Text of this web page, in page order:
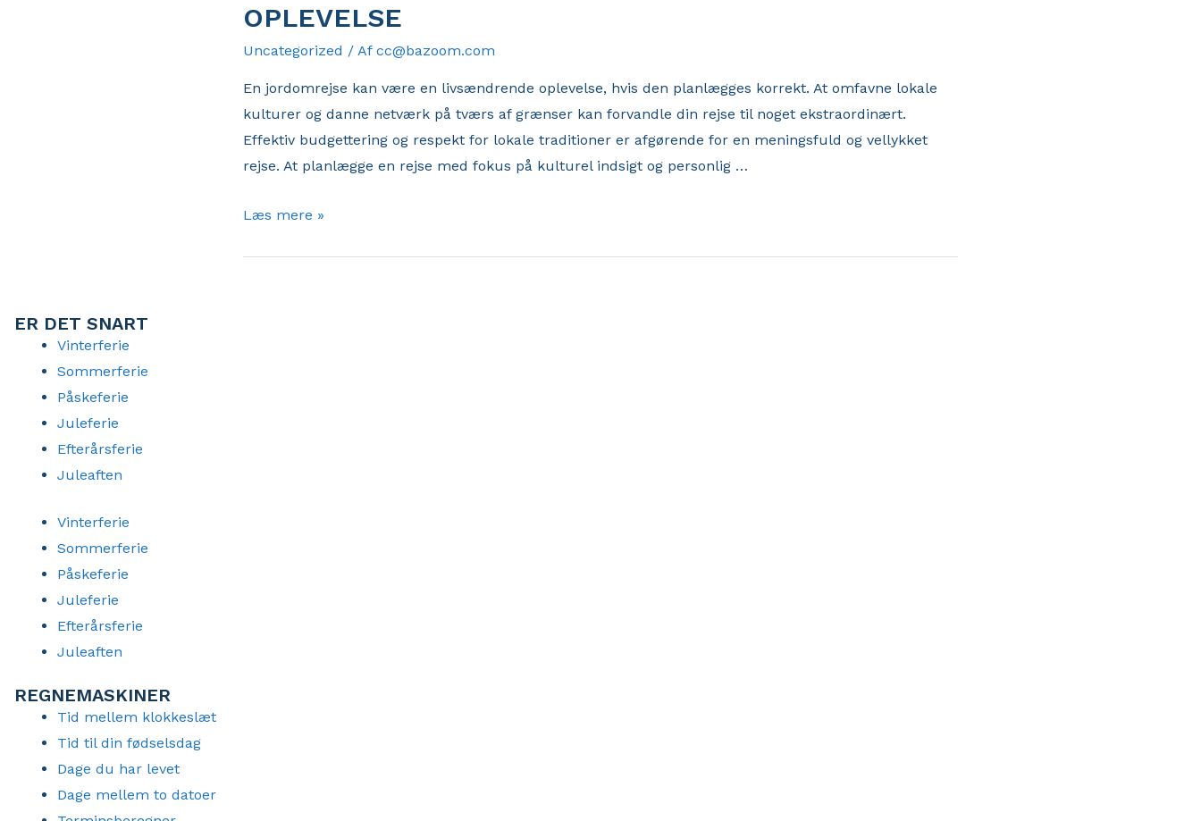
OPLEVELSE
Uncategorized / Af cc@bazoom.com
En jordomrejse kan være en livsændrende oplevelse, hvis den planlægges korrekt. At omfavne lokale
kulturer og danne netværk på tværs af grænser kan forvandle din rejse til noget ekstraordinært.
Effektiv budgettering og respekt for lokale traditioner er afgørende for en meningsfuld og vellykket
rejse. At planlægge en rejse med fokus på kulturel indsigt og personlig …
Optimer
Læs mere »
ER DET SNART
Vinterferie
Sommerferie
Påskeferie
Juleferie
Efterårsferie
Juleaften
Vinterferie
Sommerferie
Påskeferie
Juleferie
Efterårsferie
Juleaften
REGNEMASKINER
Tid mellem klokkeslæt
Tid til din fødselsdag
Dage du har levet
Dage mellem to datoer